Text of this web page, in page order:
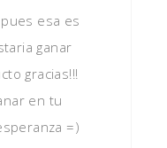
esa es
ganar
gracias!!!
en tu
=)